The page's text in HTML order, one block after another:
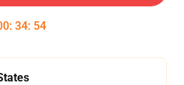
: 34: 53